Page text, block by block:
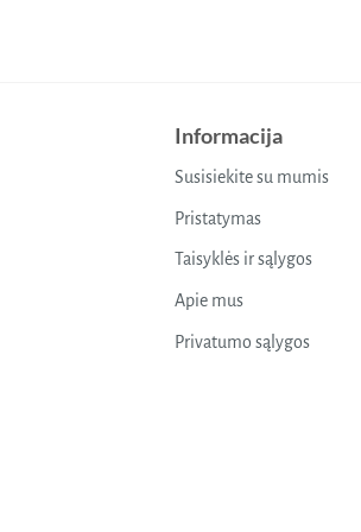
Informacija
Susisiekite su mumis
Pristatymas
Taisyklės ir sąlygos
Apie mus
Privatumo sąlygos